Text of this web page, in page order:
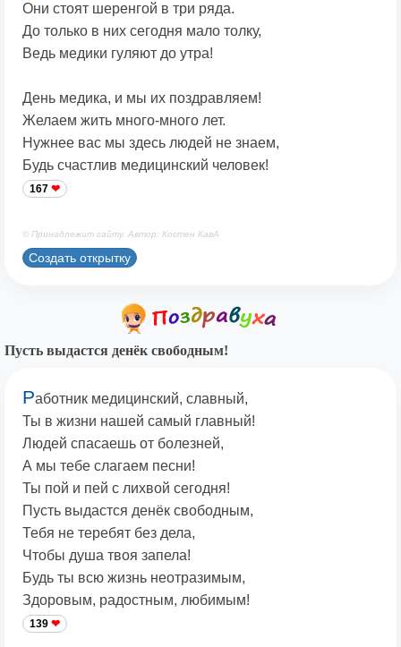
Они стоят шеренгой в три ряда.
До только в них сегодня мало толку,
Ведь медики гуляют до утра!
День медика, и мы их поздравляем!
Желаем жить много-много лет.
Нужнее вас мы здесь людей не знаем,
Будь счастлив медицинский человек!
167
© Принадлежит сайту. Автор: Костен КавА
Создать открытку
Пусть выдастся денёк свободным!
Работник медицинский, славный,
Ты в жизни нашей самый главный!
Людей спасаешь от болезней,
А мы тебе слагаем песни!
Ты пой и пей с лихвой сегодня!
Пусть выдастся денёк свободным,
Тебя не теребят без дела,
Чтобы душа твоя запела!
Будь ты всю жизнь неотразимым,
Здоровым, радостным, любимым!
139